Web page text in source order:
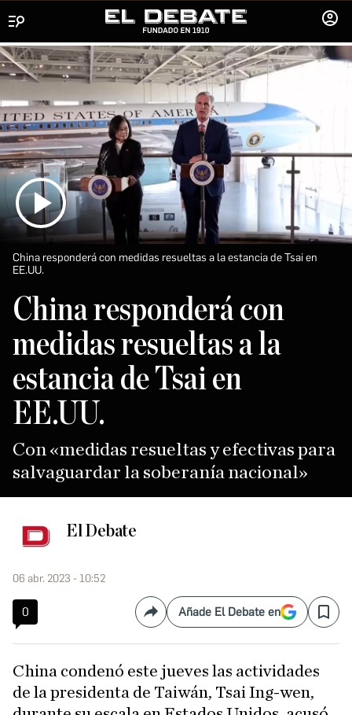
SESIÓN
China responderá con medidas resueltas a la estancia de Tsai en
EE.UU.
China responderá con
medidas resueltas a la
estancia de Tsai en
EE.UU.
Con «medidas resueltas y efectivas para
salvaguardar la soberanía nacional»
El Debate
06 abr. 2023 - 10:52
0 CompartirAñade El Debate en Save
China condenó este jueves las actividades
de la presidenta de Taiwán, Tsai Ing-wen,